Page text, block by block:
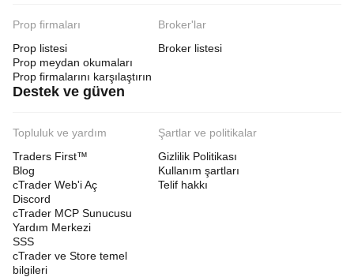
Prop firmaları
Prop listesi
Prop meydan okumaları
Prop firmalarını karşılaştırın
Broker'lar
Broker listesi
Destek ve güven
Topluluk ve yardım
Traders First™
Blog
cTrader Web'i Aç
Discord
cTrader MCP Sunucusu
Yardım Merkezi
SSS
cTrader ve Store temel
bilgileri
Şartlar ve politikalar
Gizlilik Politikası
Kullanım şartları
Telif hakkı